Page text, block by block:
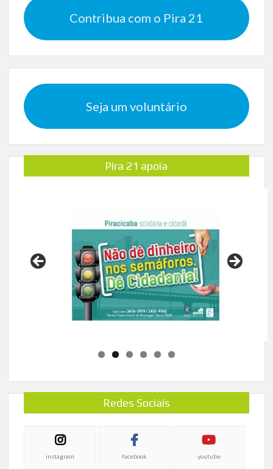
Contribua com o Pira 21
Seja um voluntário
Pira 21 apoia
Redes Sociais
instagram facebook youtube